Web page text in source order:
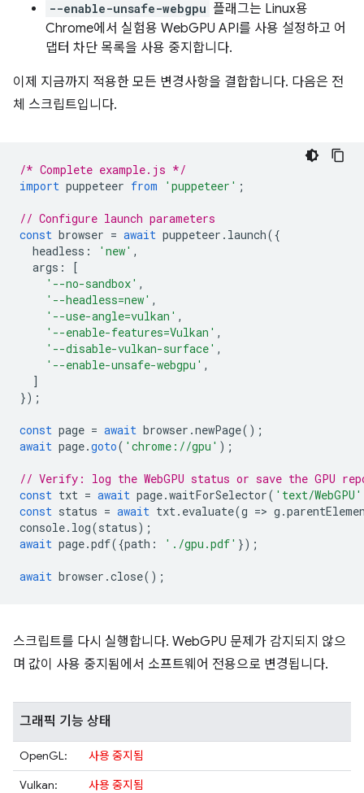
--enable-unsafe-webgpu 플래그는 Linux용
Chrome에서 실험용 WebGPU API를 사용 설정하고 어
댑터 차단 목록을 사용 중지합니다.
이제 지금까지 적용한 모든 변경사항을 결합합니다. 다음은 전
체 스크립트입니다.
/* Complete example.js */
import puppeteer from 'puppeteer' ;
// Configure launch parameters
const browser = await puppeteer . launch({
headless : 'new' ,
args :
[
'--no-sandbox' ,
'--headless=new' ,
'--use-angle=vulkan' ,
'--enable-features=Vulkan' ,
'--disable-vulkan-surface' ,
'--enable-unsafe-webgpu' ,
]
});
const page = await browser .newPage();
await page.goto( 'chrome://gpu' );
// Verify: log the WebGPU status or save the GPU
const txt = await page.waitForSelector( 'text/WebGPU'
const status = await txt. evaluate(g => g .
console. log(status);
await page.pdf({path : './gpu.pdf' });
await browser .close();
스크립트를 다시 실행합니다. WebGPU 문제가 감지되지 않으
며 값이 사용 중지됨에서 소프트웨어 전용으로 변경됩니다.
그래픽 기능 상태
OpenGL:
사용 중지됨
Vulkan:
사용 중지됨